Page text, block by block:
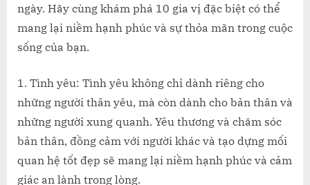
HẠNH
PHÚC
ngày. Hãy cùng khám phá 10 gia vị đặc biệt có thể
mang lại niềm hạnh phúc và sự thỏa mãn trong cuộc
sống của bạn.
Tình yêu: Tình yêu không chỉ dành riêng cho
những người thân yêu, mà còn dành cho bản thân và
những người xung quanh. Yêu thương và chăm sóc
bản thân, đồng cảm với người khác và tạo dựng mối
quan hệ tốt đẹp sẽ mang lại niềm hạnh phúc và cảm
giác an lành trong lòng.